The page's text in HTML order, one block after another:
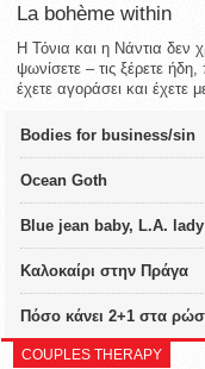
La bohème within
Η Τόνια και η Νάντια δεν
ψωνίσετε – τις ξέρετε
έχετε αγοράσει και έχετε
Bodies for business/sin
Ocean Goth
Blue jean baby, L.A. lady
Καλοκαίρι στην Πράγα
Πόσο κάνει 2+1 στα
COUPLES THERAPY